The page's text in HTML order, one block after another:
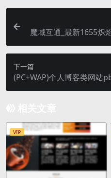
魔域互通_最新1655炽
下一篇
(PC+WAP)个人博客类网站
博客类网源码
VIP